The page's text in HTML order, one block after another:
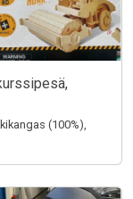
(100%),